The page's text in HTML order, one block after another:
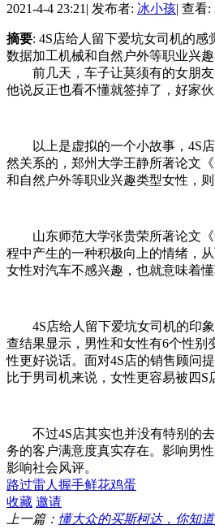
2021-4-4 23:21 | 发布者: 冰小孩| 查看:
摘要: 4S店给人留下爱坑女司机的
数据加工机械和自然户外等职业兴
前几天，车子让莫须有的女朋友
他说反正也看不懂就签掉了，好家
以上是虚拟的一个小故事，4S店
然关系的，郑州大学王静所著论文
和自然户外等职业兴趣类型女性，
山东师范大学张贵荣所著论文《
程中产生的一种积极向上的情绪，
女性对汽车不感兴趣，也就意味着
4S店给人留下爱坑女司机的印象
查结果显示，男性和女性有6个性别
性更好说话。面对4S店的销售顾问
比于男司机来说，女性更容易被四S
不过4S店其实也并没有特别的去
务的客户满意度真实存在。影响男
影响社会风评。
路过雷人 握手鲜花鸡蛋
收藏 邀请
上一篇： 懂大众的买斯柯达，你知